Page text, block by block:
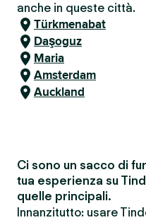
anche in queste città.
Türkmenabat
Daşoguz
Maria
Amsterdam
Auckland
Ci sono un sacco di
tua esperienza su
quelle principali.
Innanzitutto: usare